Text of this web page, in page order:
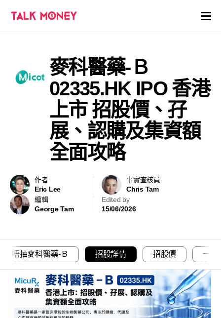
證券商評價
各種投資產品戶口
虛擬貨幣
關於
麥科醫藥-Ｂ
02335.HK IPO 香港
上市 招股價、孖
展、認購及集資額
全面攻略
作者
Eric Lee
事實查核員
Chris Tam
編輯
George Tam
Edited by
15/06/2026
抽唔抽麥科醫藥-Ｂ 招股詳情 招股價 一手